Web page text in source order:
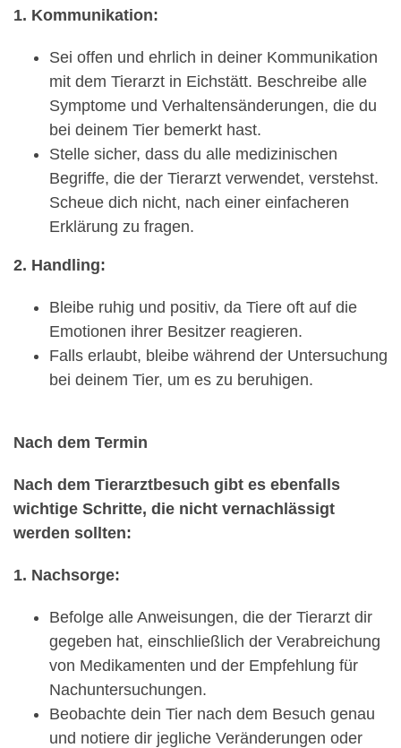
1. Kommunikation:
Sei offen und ehrlich in deiner Kommunikation
mit dem Tierarzt in Eichstätt. Beschreibe alle
Symptome und Verhaltensänderungen, die du
bei deinem Tier bemerkt hast.
Stelle sicher, dass du alle medizinischen
Begriffe, die der Tierarzt verwendet, verstehst.
Scheue dich nicht, nach einer einfacheren
Erklärung zu fragen.
2. Handling:
Bleibe ruhig und positiv, da Tiere oft auf die
Emotionen ihrer Besitzer reagieren.
Falls erlaubt, bleibe während der Untersuchung
bei deinem Tier, um es zu beruhigen.
Nach dem Termin
Nach dem Tierarztbesuch gibt es ebenfalls
wichtige Schritte, die nicht vernachlässigt
werden sollten:
1. Nachsorge:
Befolge alle Anweisungen, die der Tierarzt dir
gegeben hat, einschließlich der Verabreichung
von Medikamenten und der Empfehlung für
Nachuntersuchungen.
Beobachte dein Tier nach dem Besuch genau
und notiere dir jegliche Veränderungen oder